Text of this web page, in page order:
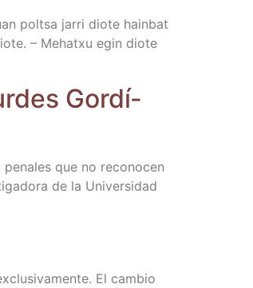
pol­t­sa jarri dio­te hain­bat
– Mehatxu egin dio­te
Gor­dí­
que no reco­no­cen
de la Uni­ver­si­dad
El cam­bio